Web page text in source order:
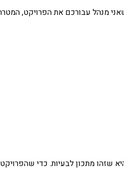
מנהל עבורכם את הפרויקט,
מתכון לבעיות. כדי